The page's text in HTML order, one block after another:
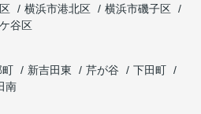
横浜市港北区
横浜市磯子区
谷区
町 新吉田東 芹が谷
下田町
南